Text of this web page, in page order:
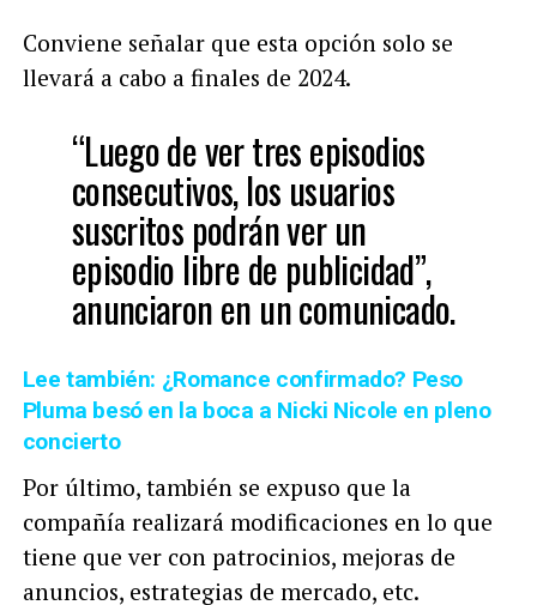
Conviene señalar que esta opción solo se
llevará a cabo a finales de 2024.
“Luego de ver tres episodios
consecutivos, los usuarios
suscritos podrán ver un
episodio libre de publicidad”,
anunciaron en un comunicado.
Lee también: ¿Romance confirmado? Peso
Pluma besó en la boca a Nicki Nicole en pleno
concierto
Por último, también se expuso que la
compañía realizará modificaciones en lo que
tiene que ver con patrocinios, mejoras de
anuncios, estrategias de mercado, etc.